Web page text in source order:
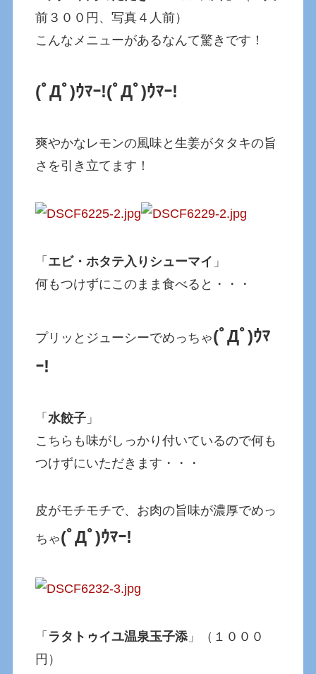
前３００円、写真４人前）
こんなメニューがあるなんて驚きです！
(ﾟДﾟ)ｳﾏｰ!(ﾟДﾟ)ｳﾏｰ!
爽やかなレモンの風味と生姜がタタキの旨
さを引き立てます！
「 エビ・ホタテ入りシューマイ 」
何もつけずにこのまま食べると・・・
プリッとジューシーでめっちゃ(ﾟДﾟ)ｳﾏ
ｰ!
「 水餃子 」
こちらも味がしっかり付いているので何も
つけずにいただきます・・・
皮がモチモチで、お肉の旨味が濃厚でめっ
ちゃ(ﾟДﾟ)ｳﾏｰ!
「 ラタトゥイユ温泉玉子添 」（１０００
円）